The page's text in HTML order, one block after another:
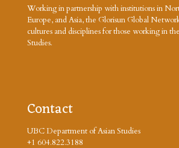
Working in partnership with institutions in
Europe, and Asia, the Glorisun Global
cultures and disciplines for those working in
Studies.
Contact
UBC Department of Asian Studies
+1 604.822.3188